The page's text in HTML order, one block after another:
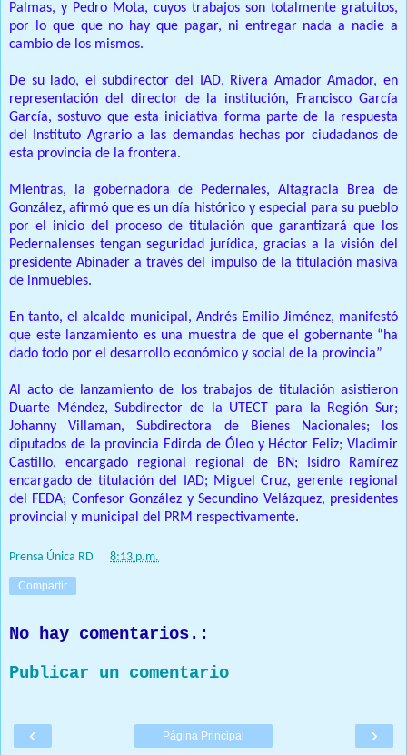
Palmas, y Pedro Mota, cuyos trabajos son totalmente gratuitos,
por lo que que no hay que pagar, ni entregar nada a nadie a
cambio de los mismos.
De su lado, el subdirector del IAD, Rivera Amador Amador, en
representación del director de la institución, Francisco García
García, sostuvo que esta iniciativa forma parte de la respuesta
del Instituto Agrario a las demandas hechas por ciudadanos de
esta provincia de la frontera.
Mientras, la gobernadora de Pedernales, Altagracia Brea de
González, afirmó que es un día histórico y especial para su pueblo
por el inicio del proceso de titulación que garantizará que los
Pedernalenses tengan seguridad jurídica, gracias a la visión del
presidente Abinader a través del impulso de la titulación masiva
de inmuebles.
En tanto, el alcalde municipal, Andrés Emilio Jiménez, manifestó
que este lanzamiento es una muestra de que el gobernante “ha
dado todo por el desarrollo económico y social de la provincia”
Al acto de lanzamiento de los trabajos de titulación asistieron
Duarte Méndez, Subdirector de la UTECT para la Región Sur;
Johanny Villaman, Subdirectora de Bienes Nacionales; los
diputados de la provincia Edirda de Óleo y Héctor Feliz; Vladimir
Castillo, encargado regional regional de BN; Isidro Ramírez
encargado de titulación del IAD; Miguel Cruz, gerente regional
del FEDA; Confesor González y Secundino Velázquez, presidentes
provincial y municipal del PRM respectivamente.
Prensa Única RD 8:13 p.m.
Compartir
No hay comentarios.:
Publicar un comentario
‹ ›
Página Principal